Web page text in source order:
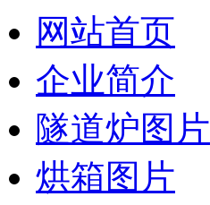
网站首页
企业简介
隧道炉图片
烘箱图片